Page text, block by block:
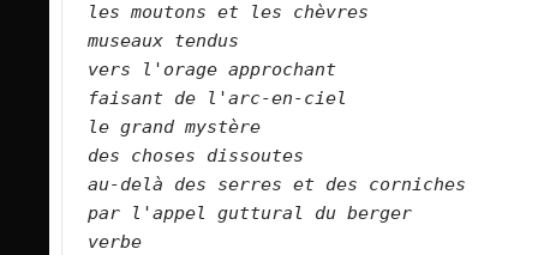
les moutons et les chèvres
museaux tendus
vers l'orage approchant
faisant de l'arc-en-ciel
le grand mystère
des choses dissoutes
au-delà des serres et des corniches
par l'appel guttural du berger
verbe